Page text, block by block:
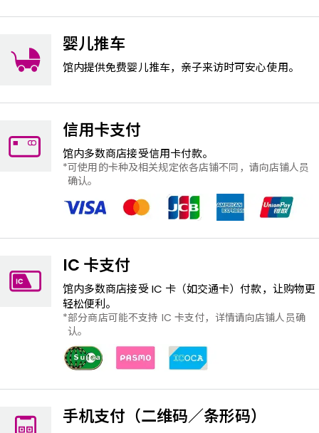
婴儿推车
馆内提供免费婴儿推车，亲子来访时可安心使用。
信用卡支付
馆内多数商店接受信用卡付款。
可使用的卡种及相关规定依各店铺不同，请向店铺人员
确认。
IC 卡支付
馆内多数商店接受 IC ​​卡（如交通卡）付款，让购物更
轻松便利。
部分商店可能不支持 IC 卡支付，详情请向店铺人员确
认。
手机支付（二维码／条形码）